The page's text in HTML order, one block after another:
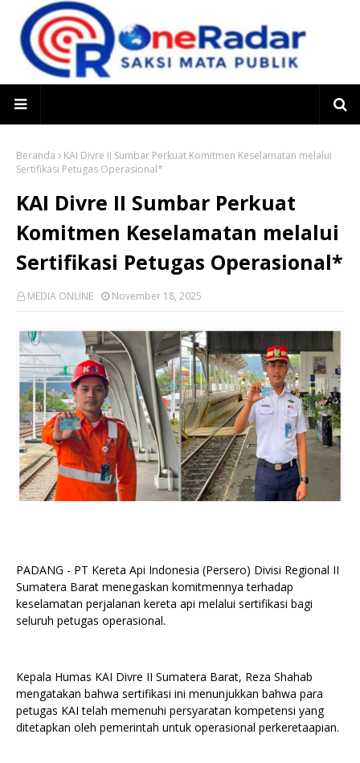
Beranda
KAI Divre II Sumbar Perkuat Komitmen Keselamatan melalui
Sertifikasi Petugas Operasional*
KAI Divre II Sumbar Perkuat
Komitmen Keselamatan melalui
Sertifikasi Petugas Operasional*
MEDIA ONLINE November 18, 2025
PADANG - PT Kereta Api Indonesia (Persero) Divisi Regional II
Sumatera Barat menegaskan komitmennya terhadap
keselamatan perjalanan kereta api melalui sertifikasi bagi
seluruh petugas operasional.
Kepala Humas KAI Divre II Sumatera Barat, Reza Shahab
mengatakan bahwa sertifikasi ini menunjukkan bahwa para
petugas KAI telah memenuhi persyaratan kompetensi yang
ditetapkan oleh pemerintah untuk operasional perkeretaapian.